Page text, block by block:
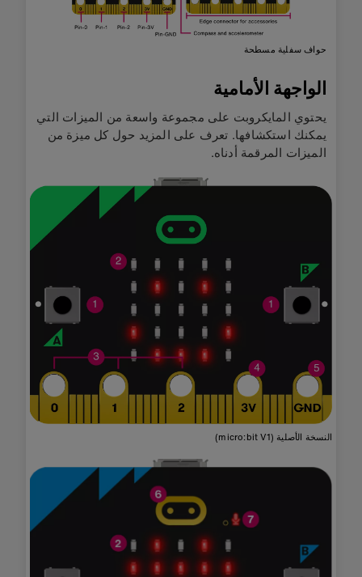
حواف سفلية مسطحة
الواجهة الأمامية
يحتوي المايكروبت على مجموعة واسعة من الميزات التي
يمكنك استكشافها. تعرف على المزيد حول كل ميزة من
الميزات المرقمة أدناه.
النسخة الأصلية (micro:bit V1)